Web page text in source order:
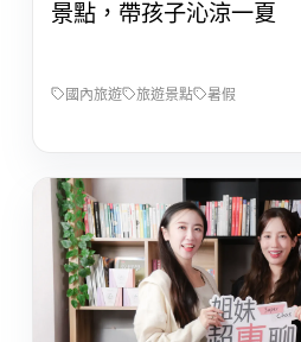
景點，帶孩子沁涼一夏
國內旅遊 旅遊景點 暑假